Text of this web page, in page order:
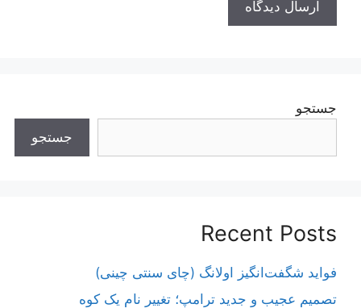
جستجو
جستجو
Recent Posts
فواید شگفت‌انگیز اولانگ (چای سنتی چینی)
تصمیم عجیب و جدید ترامپ؛ تغییر نام یک کوه